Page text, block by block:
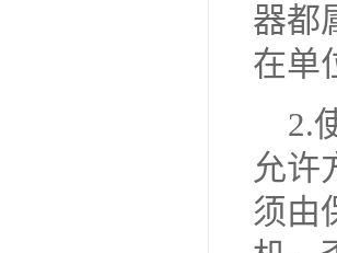
器都
在单
2.
允许
须由